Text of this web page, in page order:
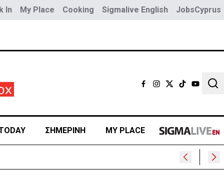
In My Place Cooking Sigmalive English JobsCyprus
ΣΗΜΕΡΙΝΗ MY PLACE